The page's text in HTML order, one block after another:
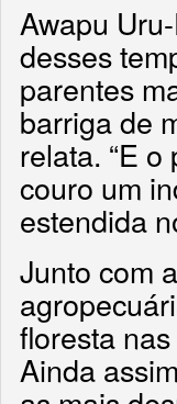
Awapu
desses
parentes
barriga de
relata. “E
couro um
estendida
Junto com
floresta
Ainda